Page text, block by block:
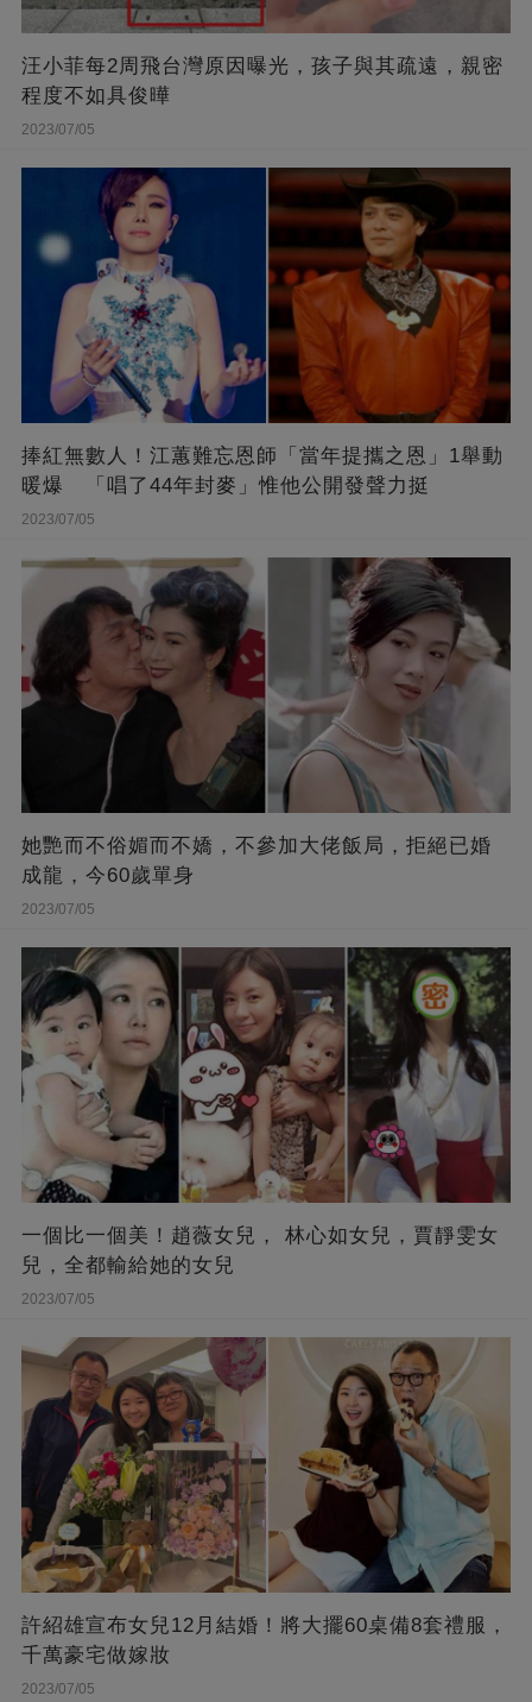
汪小菲每2周飛台灣原因曝光，孩子與其疏遠，親密
程度不如具俊曄
2023/07/05
捧紅無數人！江蕙難忘恩師「當年提攜之恩」1舉動
暖爆 「唱了44年封麥」惟他公開發聲力挺
2023/07/05
她艷而不俗媚而不嬌，不參加大佬飯局，拒絕已婚
成龍，今60歲單身
2023/07/05
一個比一個美！趙薇女兒， 林心如女兒，賈靜雯女
兒，全都輸給她的女兒
2023/07/05
許紹雄宣布女兒12月結婚！將大擺60桌備8套禮服，
千萬豪宅做嫁妝
2023/07/05